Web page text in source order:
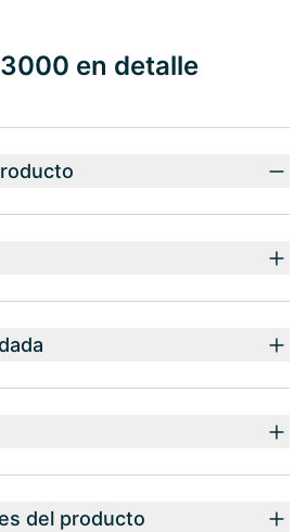
en detalle
del producto